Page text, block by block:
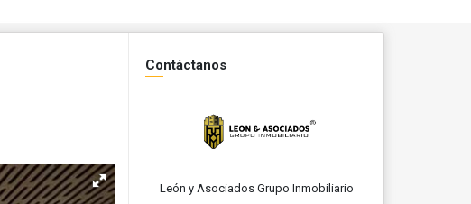
Contáctanos
León y Asociados Grupo Inmobiliario